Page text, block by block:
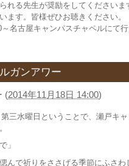
れる先生が奨励をしてください
ます。皆様ぜひお聴きください。
名古屋キャンパスチャペルにて
ガンアワー
(2014年11月18日 14:00)
三水曜日ということで、瀬戸キ
」
んで祈りをささげる季節にふさ